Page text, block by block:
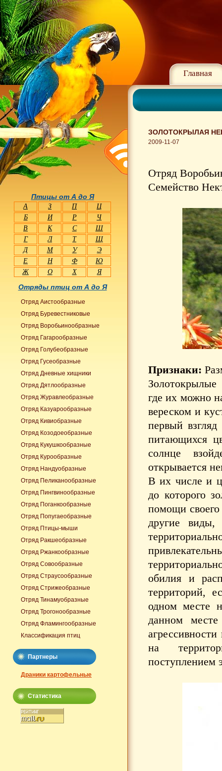
Главная
ЗОЛОТОКРЫЛАЯ
2009-11-07
Отряд
Семейство
Признаки:
где их можно
вереском и
первый
питающихся
солнце
открывается
В их числе и
до которого
помощи своего
другие виды,
обилия и
территорий,
одном месте
данном
на
поступлением
Птицы от А до Я
А З П
Ц
Б
И Р
Ч
В
К С
Ш
Г
Л Т
Щ
Д
М У
Э
Е
Н Ф
Ю
Ж
О Х Я
Отряды птиц от А до Я
Отряд Аистообразные
Отряд Буревестниковые
Отряд Воробьинообразные
Отряд Гагарообразные
Отряд Голубеобразные
Отряд Гусеобразные
Отряд Дневные хищники
Отряд Дятлообразные
Отряд Журавлеобразные
Отряд Казуарообразные
Отряд Кивиобразные
Отряд Козодоеобразные
Отряд Кукушкообразные
Отряд Курообразные
Отряд Нандуобразные
Отряд Пеликанообразные
Отряд Пингвинообразные
Отряд Поганкообразные
Отряд Попугаеобразные
Отряд Птицы-мыши
Отряд Ракшеобразные
Отряд Ржанкообразные
Отряд Совообразные
Отряд Страусообразные
Отряд Стрижеобразные
Отряд Тинамуобразные
Отряд Трогонообразные
Отряд Фламингообразные
Классификация птиц
Партнеры
Драники картофельные
Статистика